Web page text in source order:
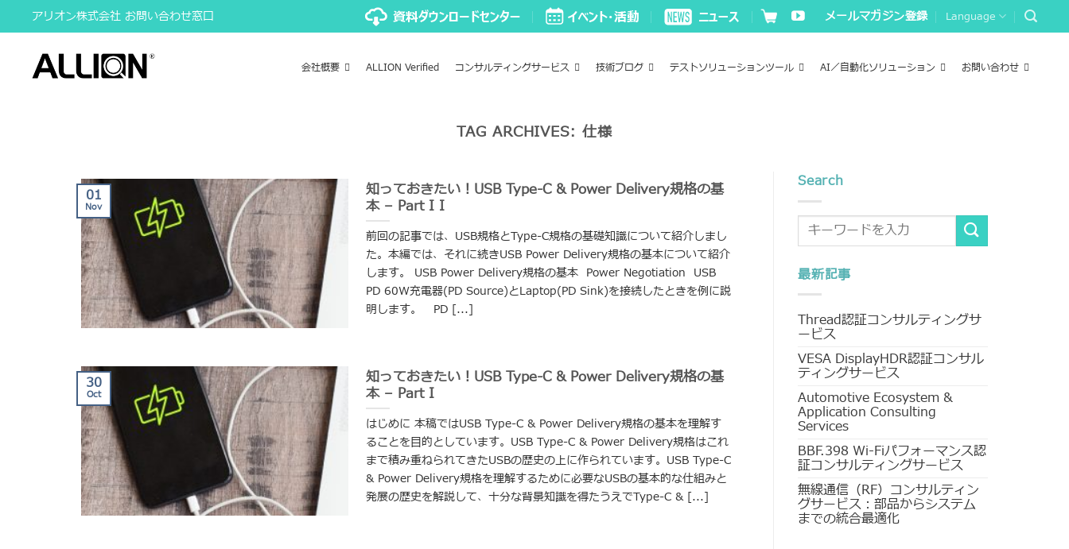
to
content
アリオン株式会社 お問い合わせ窓口 メールマガジン登録 Language
会社概要 ALLION Verified コンサルティングサービス 技術ブログ テストソリューションツール AI／自動化ソリューション お問い合わせ
TAG ARCHIVES:仕様
知っておきたい！USB Type-C & Power Delivery規格の基
本 – Part I I
前回の記事では、USB規格とType-C規格の基礎知識について紹介しまし
た。本編では、それに続きUSB Power Delivery規格の基本について紹介
します。 USB Power Delivery規格の基本 Power Negotiation USB
PD 60W充電器(PD Source)とLaptop(PD Sink)を接続したときを例に説
明します。 PD [...]
01
Nov
知っておきたい！USB Type-C & Power Delivery規格の基
本 – Part I
はじめに 本稿ではUSB Type-C & Power Delivery規格の基本を理解す
ることを目的としています。USB Type-C & Power Delivery規格はこれ
まで積み重ねられてきたUSBの歴史の上に作られています。USB Type-C
& Power Delivery規格を理解するために必要なUSBの基本的な仕組みと
発展の歴史を解説して、十分な背景知識を得たうえでType-C & [...]
30
Oct
Search
最新記事
Thread認証コンサルティングサ
ービス
VESA DisplayHDR認証コンサル
ティングサービス
Automotive Ecosystem &
Application Consulting
Services
BBF.398 Wi-Fiパフォーマンス認
証コンサルティングサービス
無線通信（RF）コンサルティン
グサービス：部品からシステム
までの統合最適化